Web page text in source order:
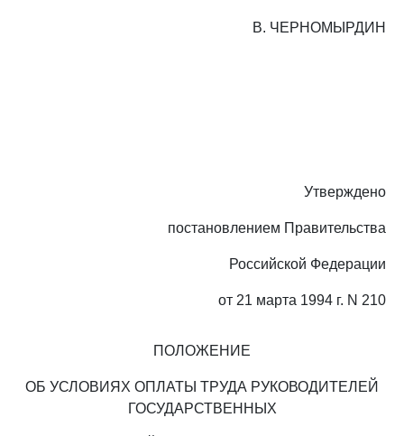
В. ЧЕРНОМЫРДИН
Утверждено
постановлением Правительства
Российской Федерации
от 21 марта 1994 г. N 210
ПОЛОЖЕНИЕ
ОБ УСЛОВИЯХ ОПЛАТЫ ТРУДА РУКОВОДИТЕЛЕЙ
ГОСУДАРСТВЕННЫХ